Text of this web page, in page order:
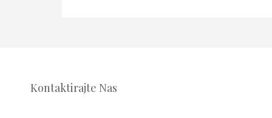
Kontaktirajte Nas